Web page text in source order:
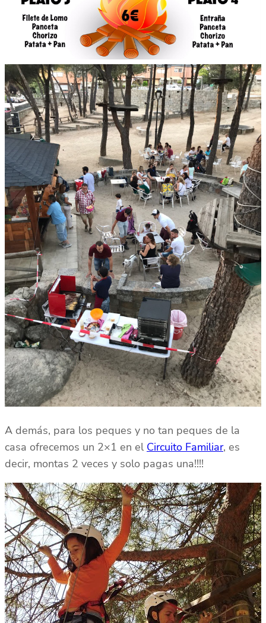
A demás, para los peques y no tan peques de la
casa ofrecemos un 2×1 en el Circuito Familiar, es
decir, montas 2 veces y solo pagas una!!!!